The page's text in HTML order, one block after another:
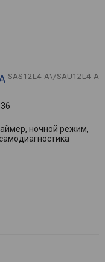
SAS12L4-A\/SAU12L4-A
36
ночной режим,